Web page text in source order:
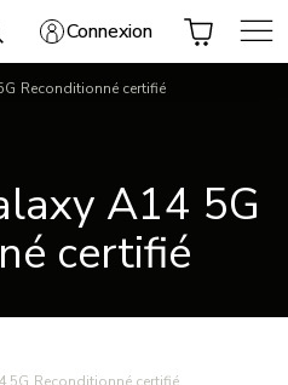
Connexion
Reconditionné certifié
A14 5G
certifié